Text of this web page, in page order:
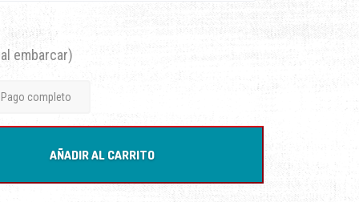
desde
80,00€
hasta
510,00€
embarcar)
Pago completo
AÑADIR AL CARRITO